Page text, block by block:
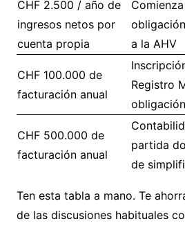
CHF 2.500 / año de
ingresos netos por
cuenta propia
a la AHV
CHF 100.000 de
facturación anual
Registro
CHF 500.000 de
facturación anual
partida
de
Ten esta tabla a mano. Te
de las discusiones habituales